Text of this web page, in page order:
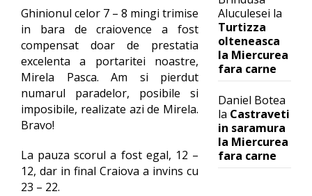
Ghinionul celor 7 – 8 mingi trimise
in bara de craiovence a fost
compensat doar de prestatia
excelenta a portaritei noastre,
Mirela Pasca. Am si pierdut
numarul paradelor, posibile si
imposibile, realizate azi de Mirela.
Bravo!
La pauza scorul a fost egal, 12 –
12, dar in final Craiova a invins cu
23 – 22.
Aluculesei la
Turtizza
olteneasca
la Miercurea
fara carne
Daniel Botea
la Castraveti
in saramura
la Miercurea
fara carne